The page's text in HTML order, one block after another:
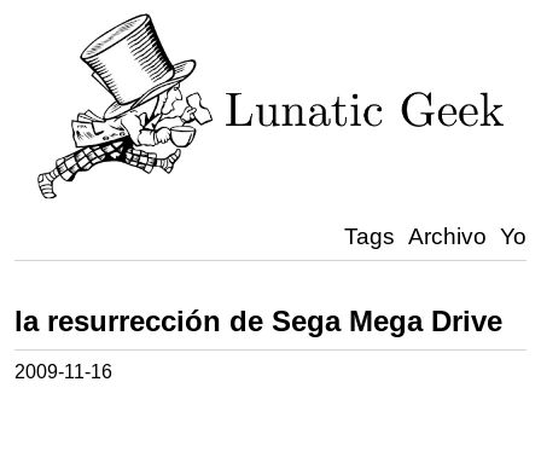
Tags Archivo Yo
la resurrección de Sega Mega Drive
2009-11-16